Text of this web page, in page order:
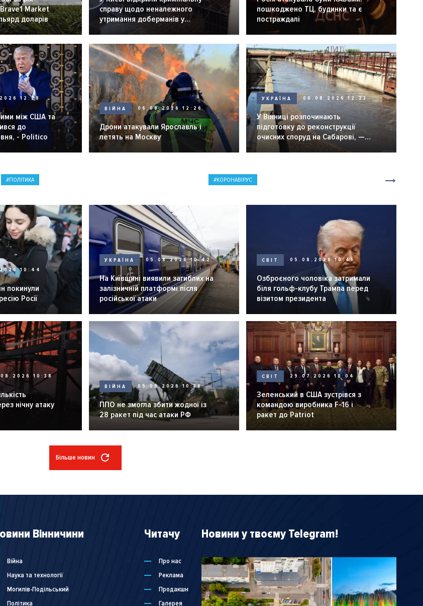
Market
доларів
справу щодо неналежного
утримання доберманів у
розпліднику
пошкоджено ТЦ, будинки та є
постраждалі
12:28
між США та
до
- Politico
ВІЙНА 06.08.2026 12:26
Дрони атакували Ярославль і
летять на Москву
УКРАЇНА 06.08.2026 12:23
У Вінниці розпочинають
підготовку до реконструкції
очисних споруд на Сабарові, —
мер Вінниці.
ПОЛІТИКА КОРОНАВІРУС
10:44
покинули
Росії
УКРАЇНА 05.08.2026 10:42
На Київщині виявили загиблих на
залізничній платформі після
російської атаки
СВІТ 05.08.2026 10:41
Озброєного чоловіка затримали
біля гольф-клубу Трампа перед
візитом президента
10:38
нічну атаку
ВІЙНА 05.08.2026 10:36
ППО не змогла збити жодної із
28 ракет під час атаки РФ
СВІТ 29.07.2026 10:04
Зеленський в США зустрівся з
командою виробника F-16 і
ракет до Patriot
Більше новин
Вінничини
Війна
Наука та технології
Могилів-Подільський
Політика
Читачу
Про нас
Реклама
Продакшн
Галерея
Новини у твоєму Telegram!